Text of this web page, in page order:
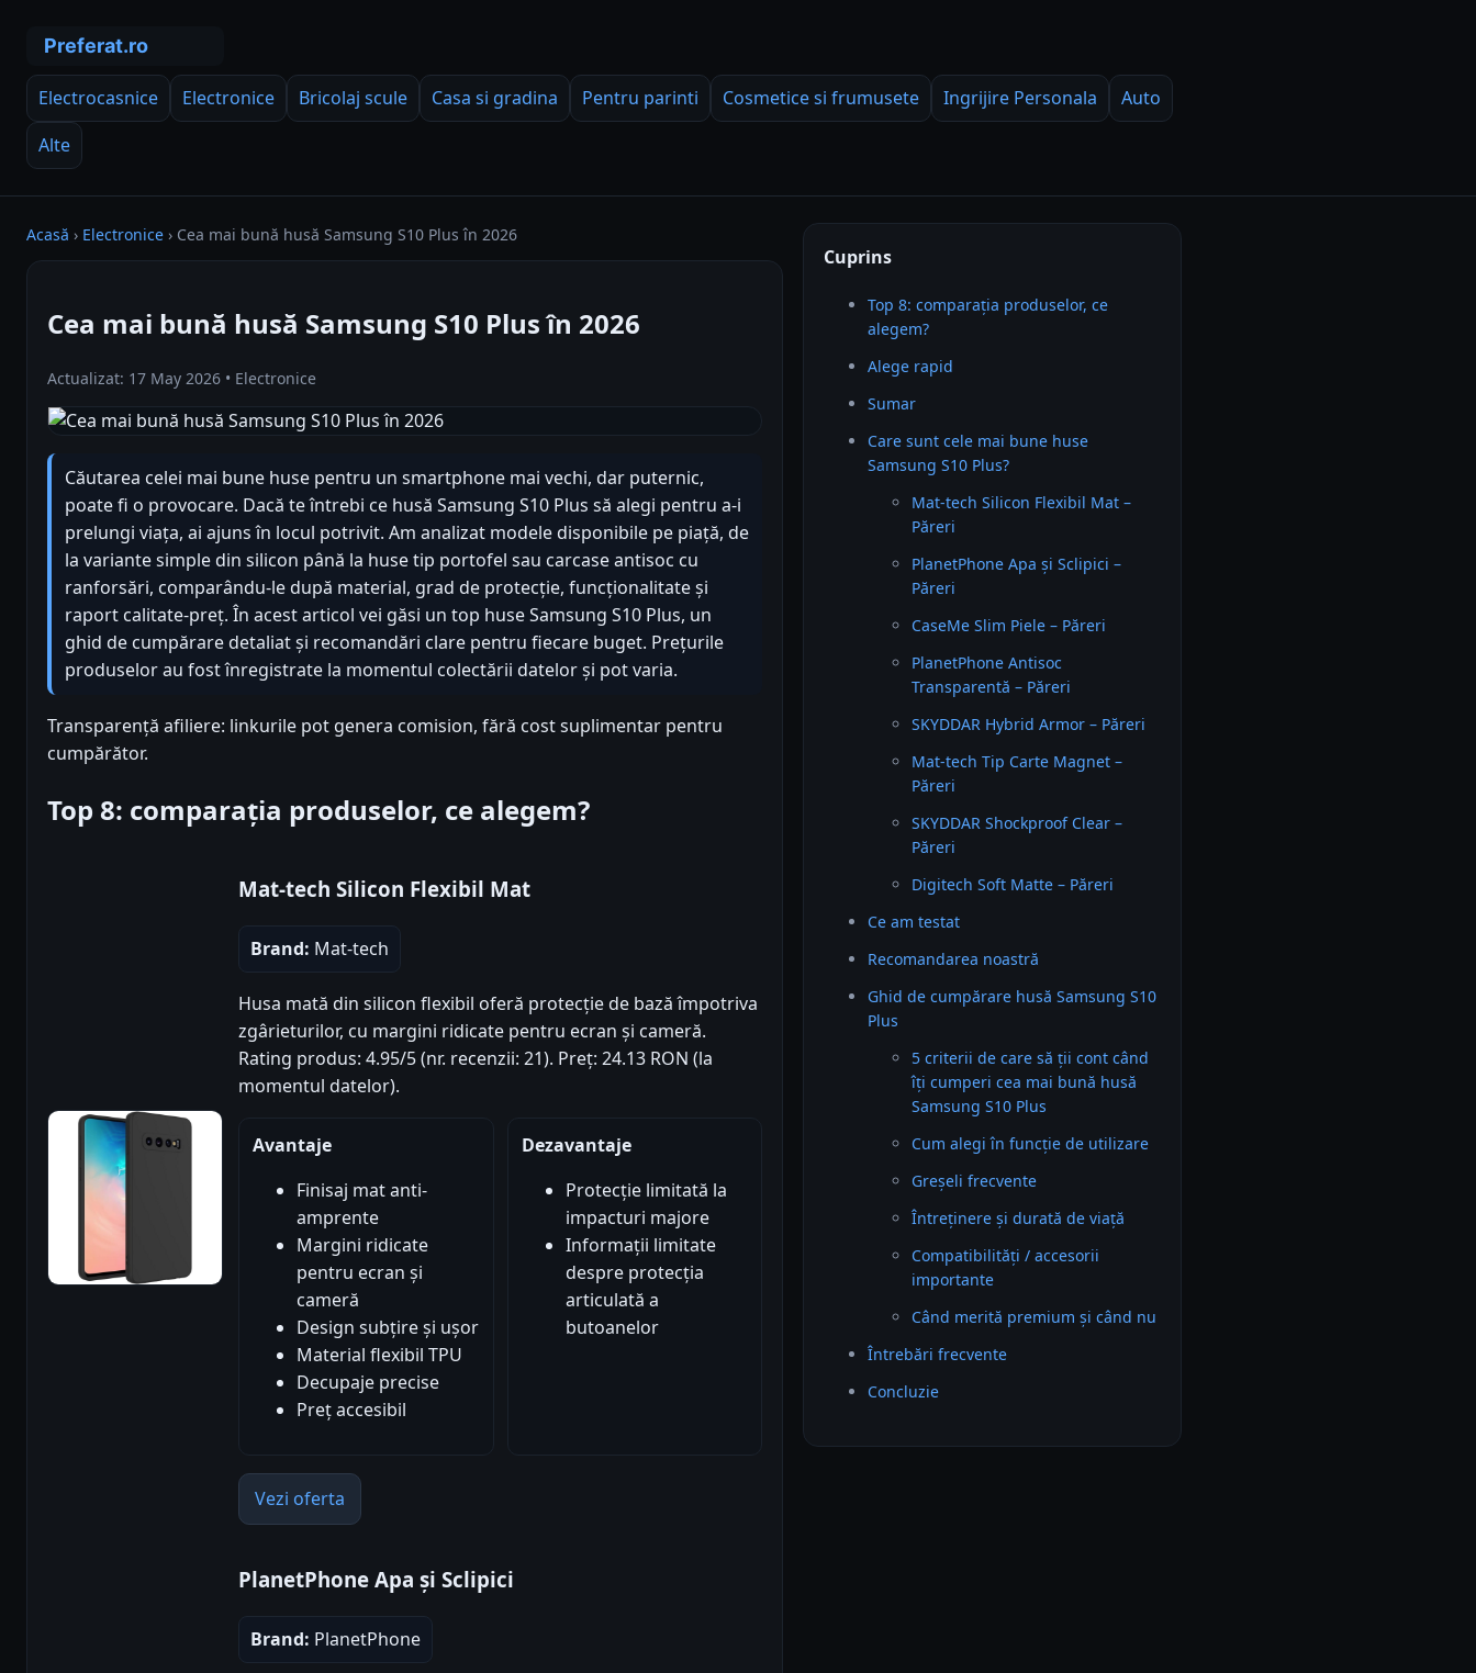
Electrocasnice Electronice Bricolaj scule Casa si gradina Pentru parinti Cosmetice si frumusete Ingrijire Personala
Auto
Alte
Acasă › Electronice › Cea mai bună husă Samsung S10 Plus în 2026
Cea mai bună husă Samsung S10 Plus în 2026
Actualizat: 17 May 2026 • Electronice
Căutarea celei mai bune huse pentru un smartphone mai vechi, dar puternic,
poate fi o provocare. Dacă te întrebi ce husă Samsung S10 Plus să alegi pentru a-i
prelungi viața, ai ajuns în locul potrivit. Am analizat modele disponibile pe piață, de
la variante simple din silicon până la huse tip portofel sau carcase antisoc cu
ranforsări, comparându-le după material, grad de protecție, funcționalitate și
raport calitate-preț. În acest articol vei găsi un top huse Samsung S10 Plus, un
ghid de cumpărare detaliat și recomandări clare pentru fiecare buget. Prețurile
produselor au fost înregistrate la momentul colectării datelor și pot varia.
Transparență afiliere: linkurile pot genera comision, fără cost suplimentar pentru
cumpărător.
Top 8: comparația produselor, ce alegem?
Mat-tech Silicon Flexibil Mat
Brand: Mat-tech
Husa mată din silicon flexibil oferă protecție de bază împotriva
zgârieturilor, cu margini ridicate pentru ecran și cameră.
Rating produs: 4.95/5 (nr. recenzii: 21). Preț: 24.13 RON (la
momentul datelor).
Avantaje
Finisaj mat anti-
amprente
Margini ridicate
pentru ecran și
cameră
Design subțire și ușor
Material flexibil TPU
Decupaje precise
Preț accesibil
Dezavantaje
Protecție limitată la
impacturi majore
Informații limitate
despre protecția
articulată a
butoanelor
Vezi oferta
PlanetPhone Apa și Sclipici
Brand: PlanetPhone
Cuprins
Top 8: comparația produselor, ce
alegem?
Alege rapid
Sumar
Care sunt cele mai bune huse
Samsung S10 Plus?
Mat-tech Silicon Flexibil Mat –
Păreri
PlanetPhone Apa și Sclipici –
Păreri
CaseMe Slim Piele – Păreri
PlanetPhone Antisoc
Transparentă – Păreri
SKYDDAR Hybrid Armor – Păreri
Mat-tech Tip Carte Magnet –
Păreri
SKYDDAR Shockproof Clear –
Păreri
Digitech Soft Matte – Păreri
Ce am testat
Recomandarea noastră
Ghid de cumpărare husă Samsung S10
Plus
5 criterii de care să ții cont când
îți cumperi cea mai bună husă
Samsung S10 Plus
Cum alegi în funcție de utilizare
Greșeli frecvente
Întreținere și durată de viață
Compatibilități / accesorii
importante
Când merită premium și când nu
Întrebări frecvente
Concluzie